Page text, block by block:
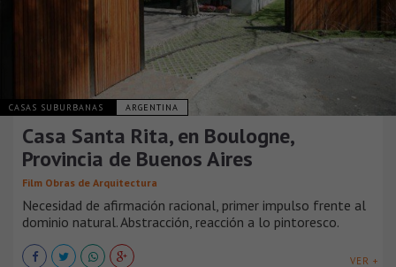
CASAS SUBURBANAS ARGENTINA
Casa Santa Rita, en Boulogne,
Provincia de Buenos Aires
Film Obras de Arquitectura
Necesidad de afirmación racional, primer impulso frente al
dominio natural. Abstracción, reacción a lo pintoresco.
VER +